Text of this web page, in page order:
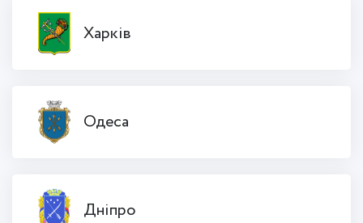
Харків
Одеса
Дніпро